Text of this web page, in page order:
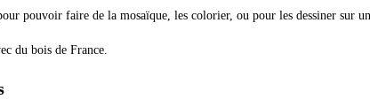
pouvoir faire de la mosaïque, les colorier, ou pour les dessiner sur
du bois de France.